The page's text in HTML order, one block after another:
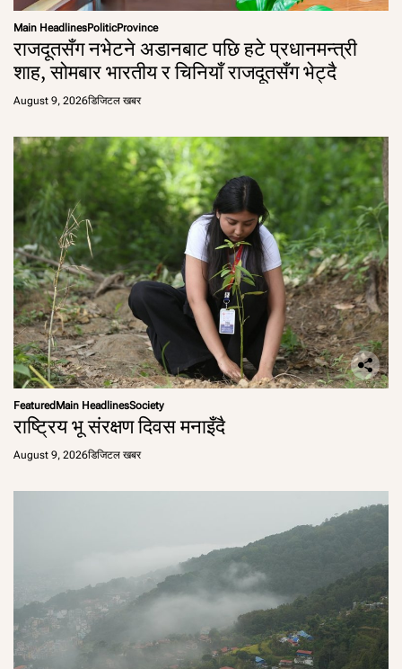
Main HeadlinesPoliticProvince
राजदूतसँग नभेटने अडानबाट पछि हटे प्रधानमन्त्री
शाह, सोमबार भारतीय र चिनियाँ राजदूतसँग भेट्दै
August 9, 2026डिजिटल खबर
FeaturedMain HeadlinesSociety
राष्ट्रिय भू संरक्षण दिवस मनाइँदै
August 9, 2026डिजिटल खबर